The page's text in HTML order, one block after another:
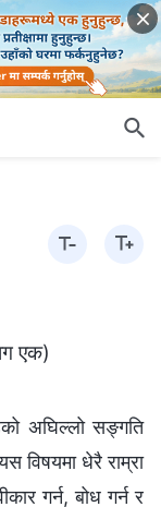
एक)
अघिल्‍लो सङ्गति
विषयमा धेरै राम्रा
गर्न, बोध गर्न र